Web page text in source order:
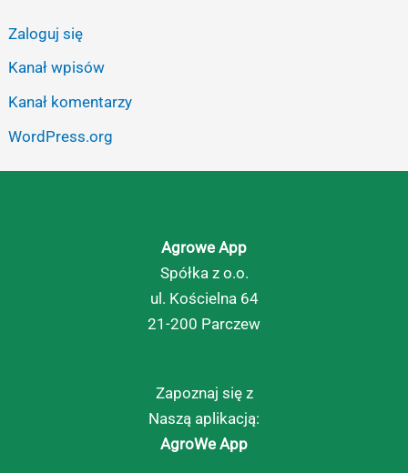
Zaloguj się
Kanał wpisów
Kanał komentarzy
WordPress.org
Agrowe App
Spółka z o.o.
ul. Kościelna 64
21-200 Parczew
Zapoznaj się z
Naszą aplikacją:
AgroWe App